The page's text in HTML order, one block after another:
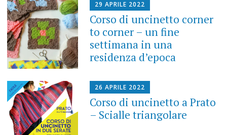
29 APRILE 2022
Corso di uncinetto corner
to corner – un fine
settimana in una
residenza d’epoca
26 APRILE 2022
Corso di uncinetto a Prato
– Scialle triangolare